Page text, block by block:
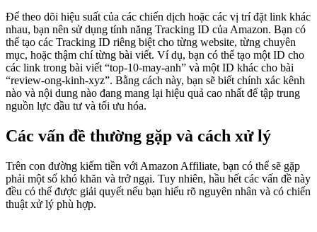
Để theo dõi hiệu suất của các chiến dịch hoặc các vị trí đặt link khác
nhau, bạn nên sử dụng tính năng Tracking ID của Amazon. Bạn có
thể tạo các Tracking ID riêng biệt cho từng website, từng chuyên
mục, hoặc thậm chí từng bài viết. Ví dụ, bạn có thể tạo một ID cho
các link trong bài viết “top-10-may-anh” và một ID khác cho bài
“review-ong-kinh-xyz”. Bằng cách này, bạn sẽ biết chính xác kênh
nào và nội dung nào đang mang lại hiệu quả cao nhất để tập trung
nguồn lực đầu tư và tối ưu hóa.
Các vấn đề thường gặp và cách xử lý
Trên con đường kiếm tiền với Amazon Affiliate, bạn có thể sẽ gặp
phải một số khó khăn và trở ngại. Tuy nhiên, hầu hết các vấn đề này
đều có thể được giải quyết nếu bạn hiểu rõ nguyên nhân và có chiến
thuật xử lý phù hợp.